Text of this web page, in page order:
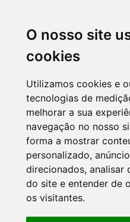
O nosso site
cookies
Utilizamos cookies e
tecnologias de
melhorar a sua
navegação no nosso
forma a mostrar
personalizado,
direcionados, analisar
do site e entender de
os visitantes.
gratuito para encomendas
e devoluções gratuitas
devolver ou trocar a sua
no prazo de 90 dias
a Trees.org
cada encomenda plantamos uma
nós